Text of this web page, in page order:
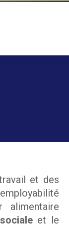
et des
alimentaire
et le